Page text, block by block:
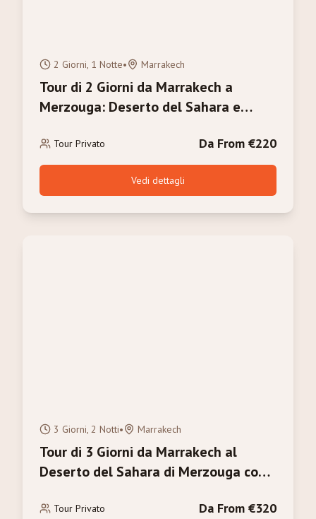
2 Giorni, 1 Notte• Marrakech
Tour di 2 Giorni da Marrakech a
Merzouga: Deserto del Sahara e
Tour Privato Da From €220
Vedi dettagli
3 Giorni, 2 Notti• Marrakech
Tour di 3 Giorni da Marrakech al
Deserto del Sahara di Merzouga con
Tour Privato Da From €320